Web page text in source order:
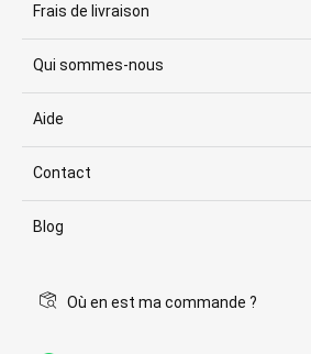
Frais de livraison
Qui sommes-nous
Aide
Contact
Blog
Où en est ma commande ?